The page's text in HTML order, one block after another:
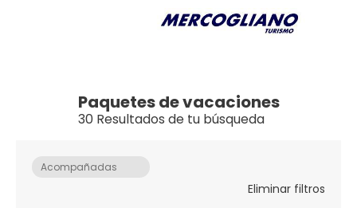
Paquetes de vacaciones
30 Resultados de tu búsqueda
Acompañadas
Eliminar filtros